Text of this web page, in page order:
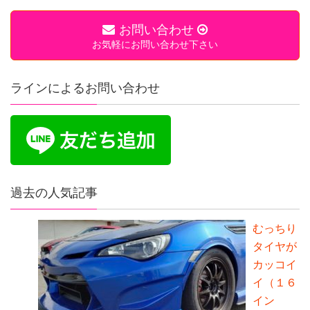
お問い合わせ
お気軽にお問い合わせ下さい
ラインによるお問い合わせ
過去の人気記事
むっちり
タイヤが
カッコイ
イ（１６
イン